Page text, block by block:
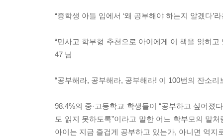
“중학생 아들 입에서 ‘왜 공부해야 하는지 알겠다
“민사고 학부형 추천으로 아이에게 이 책을 읽히
47 님
“공부해라, 공부해라, 공부해라! 이 100번의 잔소
98.4%의 중·고등학교 학생들이 “공부하고 싶어졌
도 읽지 못하도록”이라고 말한 어느 학부모의 말
아이는 지금 즐겁게 공부하고 있는가, 아니면 억지